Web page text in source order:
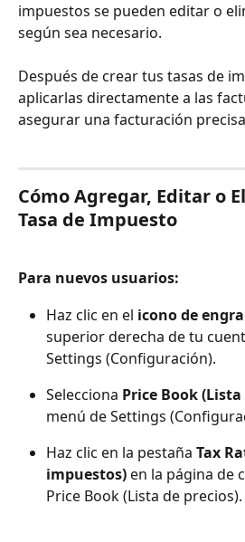
impuestos se pueden editar o
según sea necesario.
Después de crear tus tasas de
aplicarlas directamente a las
asegurar una facturación
Cómo Agregar, Editar o
Tasa de Impuesto
Para nuevos usuarios:
Haz clic en el icono de
superior derecha de tu
Settings (Configuración).
Selecciona Price Book
menú de Settings
Haz clic en la pestaña Tax
impuestos) en la página de
Price Book (Lista de precios).